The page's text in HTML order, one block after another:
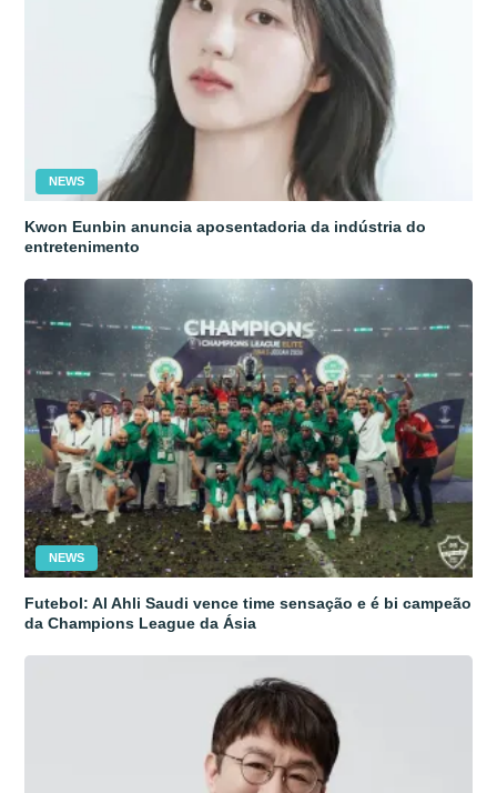
NEWS
Kwon Eunbin anuncia aposentadoria da indústria do
entretenimento
NEWS
Futebol: Al Ahli Saudi vence time sensação e é bi campeão
da Champions League da Ásia